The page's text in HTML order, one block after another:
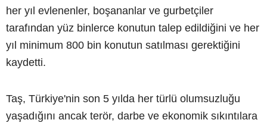
her yıl evlenenler, boşananlar ve gurbetçiler
tarafından yüz binlerce konutun talep edildiğini ve her
yıl minimum 800 bin konutun satılması gerektiğini
kaydetti.
Taş, Türkiye'nin son 5 yılda her türlü olumsuzluğu
yaşadığını ancak terör, darbe ve ekonomik sıkıntılara